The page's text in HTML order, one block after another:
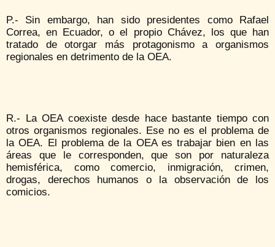
P.- Sin embargo, han sido presidentes como Rafael
Correa, en Ecuador, o el propio Chávez, los que han
tratado de otorgar más protagonismo a organismos
regionales en detrimento de la OEA.
R.- La OEA coexiste desde hace bastante tiempo con
otros organismos regionales. Ese no es el problema de
la OEA. El problema de la OEA es trabajar bien en las
áreas que le corresponden, que son por naturaleza
hemisférica, como comercio, inmigración, crimen,
drogas, derechos humanos o la observación de los
comicios.